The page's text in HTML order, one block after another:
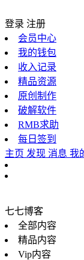
登录 注册
会员中心
我的钱包
收入记录
精品资源
原创制作
破解软件
RMB求助
每日签到
主页 发现 消息 我
七七博客
全部内容
精品内容
Vip内容